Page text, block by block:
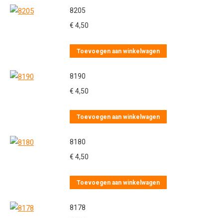
8205
€ 4,50
Toevoegen aan winkelwagen
8190
€ 4,50
Toevoegen aan winkelwagen
8180
€ 4,50
Toevoegen aan winkelwagen
8178